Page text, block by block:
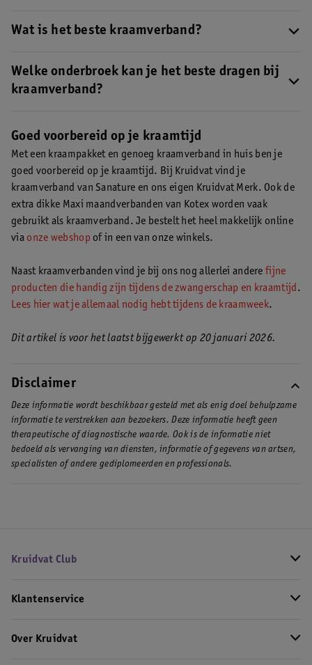
Wat is het beste kraamverband?
kraamverband, zoals biologisch of wasbaar kraamverband. De
meeste vrouwen gaan voor normaal kraamverband.
Welke onderbroek kan je het beste dragen bij
kraamverband?
onderbroek. Hier past het kraamverband goed in en het zit het
meest comfortabel.
Goed voorbereid op je kraamtijd
Met een kraampakket en genoeg kraamverband in huis ben je
goed voorbereid op je kraamtijd. Bij Kruidvat vind je
kraamverband van Sanature en ons eigen Kruidvat Merk. Ook de
extra dikke Maxi maandverbanden van Kotex worden vaak
gebruikt als kraamverband. Je bestelt het heel makkelijk online
via onze webshop of in een van onze winkels.
Naast kraamverbanden vind je bij ons nog allerlei anderefijne
producten die handig zijn tijdens de zwangerschap en kraamtijd .
Lees hier wat je allemaal nodig hebt tijdens de kraamweek.
Dit artikel is voor het laatst bijgewerkt op 20 januari 2026.
Disclaimer
Deze informatie wordt beschikbaar gesteld met als enig doel behulpzame
informatie te verstrekken aan bezoekers. Deze informatie heeft geen
therapeutische of diagnostische waarde. Ook is de informatie niet
bedoeld als vervanging van diensten, informatie of gegevens van artsen,
specialisten of andere gediplomeerden en professionals.
Kruidvat Club
Klantenservice
Over Kruidvat